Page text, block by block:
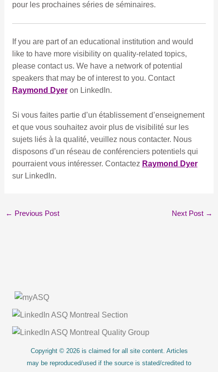
pour les prochaines séries de séminaires.
If you are part of an educational institution and would
like to have more visibility on quality-related topics,
please contact us. We have a network of potential
speakers that may be of interest to you. Contact
Raymond Dyeron LinkedIn.
Si vous faites partie d’un établissement d’enseignement
et que vous souhaitez avoir plus de visibilité sur les
sujets liés à la qualité, veuillez nous contacter. Nous
disposons d’un réseau de conférenciers potentiels qui
pourraient vous intéresser. Contactez Raymond Dyer
sur LinkedIn.
← Previous Post Next Post →
Copyright © 2026 is claimed for all site content. Articles
may be reproduced/used if the source is stated/credited to